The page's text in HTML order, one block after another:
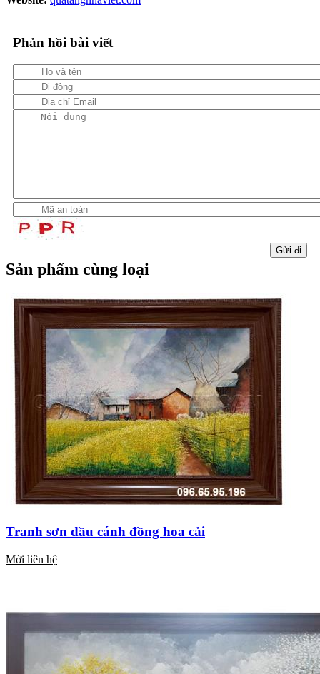
Phản hồi bài viết
Sản phẩm cùng loại
Tranh sơn dầu cánh đồng hoa cải
Mời liên hệ